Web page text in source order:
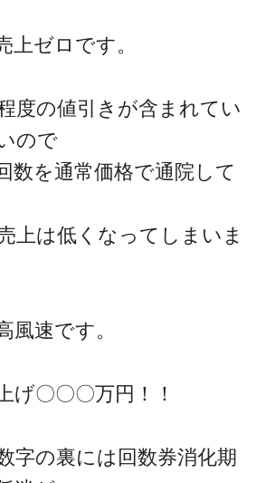
上ゼロです。
度の値引きが含まれてい
ので
数を通常価格で通院して
上は低くなってしまいま
風速です。
げ〇〇〇万円！！
字の裏には回数券消化期